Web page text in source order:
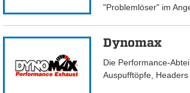
"Problemlöser" im
Dynomax
Die Performance-
Auspufftöpfe,